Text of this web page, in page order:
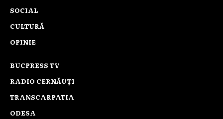
SOCIAL
CULTURĂ
OPINIE
BUCPRESS TV
RADIO CERNĂUȚI
TRANSCARPATIA
ODESA